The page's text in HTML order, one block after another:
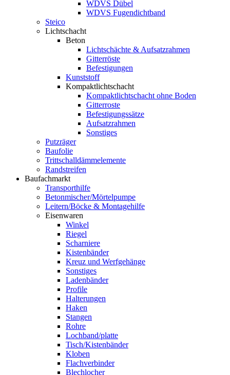
WDVS Dübel
WDVS Fugendichtband
Steico
Lichtschacht
Beton
Lichtschächte & Aufsatzrahmen
Gitterröste
Befestigungen
Kunststoff
Kompaktlichtschacht
Kompaktlichtschacht ohne Boden
Gitterroste
Befestigungssätze
Aufsatzrahmen
Sonstiges
Putzräger
Baufolie
Trittschalldämmelemente
Randstreifen
Baufachmarkt
Transporthilfe
Betonmischer/Mörtelpumpe
Leitern/Böcke & Montagehilfe
Eisenwaren
Winkel
Riegel
Scharniere
Kistenbänder
Kreuz und Werfgehänge
Sonstiges
Ladenbänder
Profile
Halterungen
Haken
Stangen
Rohre
Lochband/platte
Tisch/Kistenbänder
Kloben
Flachverbinder
Blechlocher